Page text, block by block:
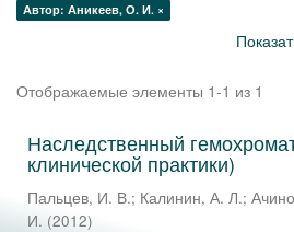
Автор: Аникеев, О. И. ×
Отображаемые элементы 1-1 из 1
Наследственный
клинической практики)
Пальцев, И. В.; Калинин, А. Л.;
И. (2012)